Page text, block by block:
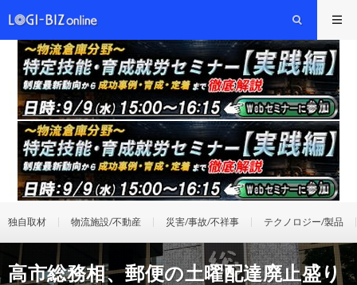
独自取材 物流施設/不動産 災害/事故/不祥事 テクノロジー/製品
高市総務相、郵便の土曜配達廃止盛り